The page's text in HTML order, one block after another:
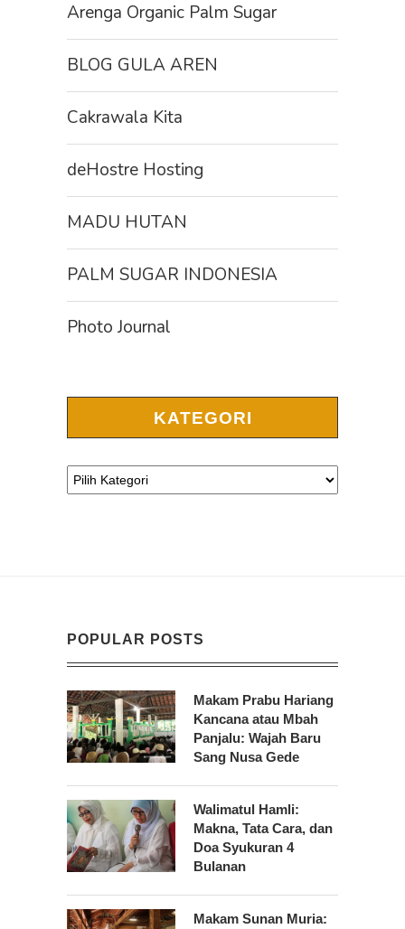
Arenga Organic Palm Sugar
BLOG GULA AREN
Cakrawala Kita
deHostre Hosting
MADU HUTAN
PALM SUGAR INDONESIA
Photo Journal
KATEGORI
POPULAR POSTS
Makam Prabu Hariang
Kancana atau Mbah
Panjalu: Wajah Baru
Sang Nusa Gede
Walimatul Hamli:
Makna, Tata Cara, dan
Doa Syukuran 4
Bulanan
Makam Sunan Muria: